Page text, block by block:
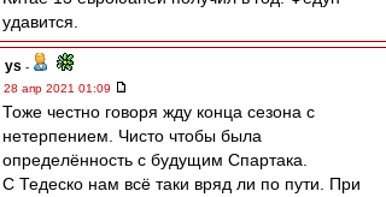
удавится.
ys -
28 апр 2021 01:09
Тоже честно говоря жду конца сезона с
нетерпением. Чисто чтобы была
определённость с будущим Спартака.
С Тедеско нам всё таки вряд ли по пути. При